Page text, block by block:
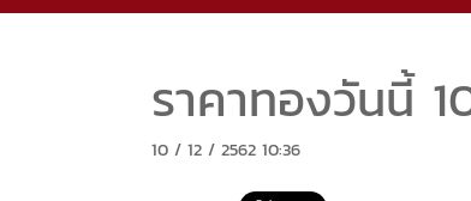
ราคาทองวันนี้
10 / 12 / 2562 10:36